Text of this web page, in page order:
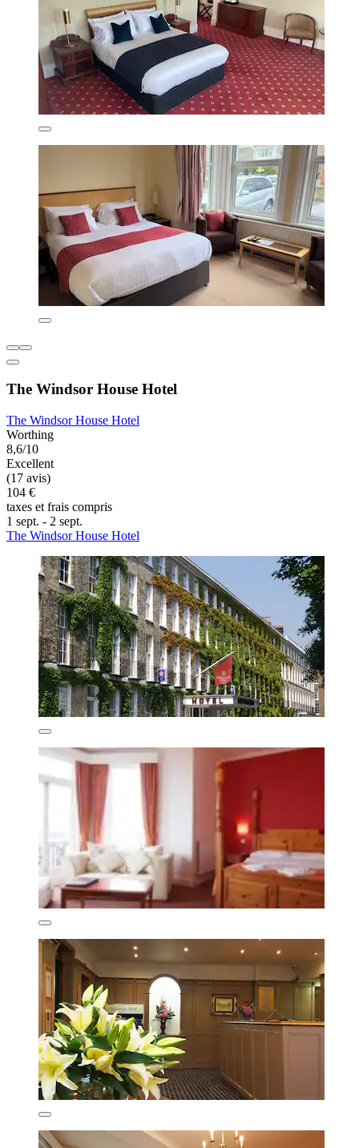
The Windsor House Hotel
The Windsor House Hotel
Worthing
8,6/10
Excellent
(17 avis)
104 €
taxes et frais compris
1 sept. - 2 sept.
The Windsor House Hotel